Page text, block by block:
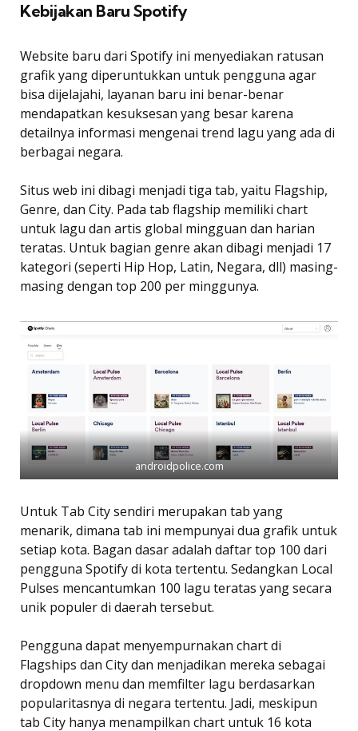
Kebijakan Baru Spotify
Website baru dari Spotify ini menyediakan ratusan
grafik yang diperuntukkan untuk pengguna agar
bisa dijelajahi, layanan baru ini benar-benar
mendapatkan kesuksesan yang besar karena
detailnya informasi mengenai trend lagu yang ada di
berbagai negara.
Situs web ini dibagi menjadi tiga tab, yaitu Flagship,
Genre, dan City. Pada tab flagship memiliki chart
untuk lagu dan artis global mingguan dan harian
teratas. Untuk bagian genre akan dibagi menjadi 17
kategori (seperti Hip Hop, Latin, Negara, dll) masing-
masing dengan top 200 per minggunya.
androidpolice.com
Untuk Tab City sendiri merupakan tab yang
menarik, dimana tab ini mempunyai dua grafik untuk
setiap kota. Bagan dasar adalah daftar top 100 dari
pengguna Spotify di kota tertentu. Sedangkan Local
Pulses mencantumkan 100 lagu teratas yang secara
unik populer di daerah tersebut.
Pengguna dapat menyempurnakan chart di
Flagships dan City dan menjadikan mereka sebagai
dropdown menu dan memfilter lagu berdasarkan
popularitasnya di negara tertentu. Jadi, meskipun
tab City hanya menampilkan chart untuk 16 kota